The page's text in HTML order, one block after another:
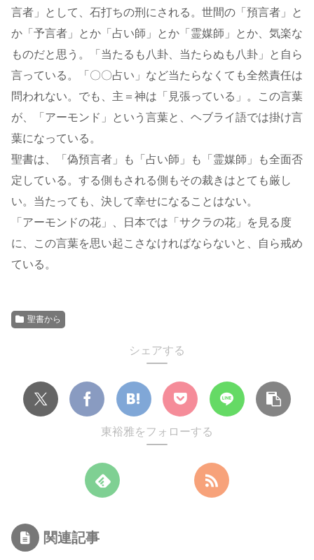
言者」として、石打ちの刑にされる。世間の「預言者」と
か「予言者」とか「占い師」とか「霊媒師」とか、気楽な
ものだと思う。「当たるも八卦、当たらぬも八卦」と自ら
言っている。「〇〇占い」など当たらなくても全然責任は
問われない。でも、主＝神は「見張っている」。この言葉
が、「アーモンド」という言葉と、ヘブライ語では掛け言
葉になっている。
聖書は、「偽預言者」も「占い師」も「霊媒師」も全面否
定している。する側もされる側もその裁きはとても厳し
い。当たっても、決して幸せになることはない。
「アーモンドの花」、日本では「サクラの花」を見る度
に、この言葉を思い起こさなければならないと、自ら戒め
ている。
聖書から
シェアする
東裕雅をフォローする
関連記事